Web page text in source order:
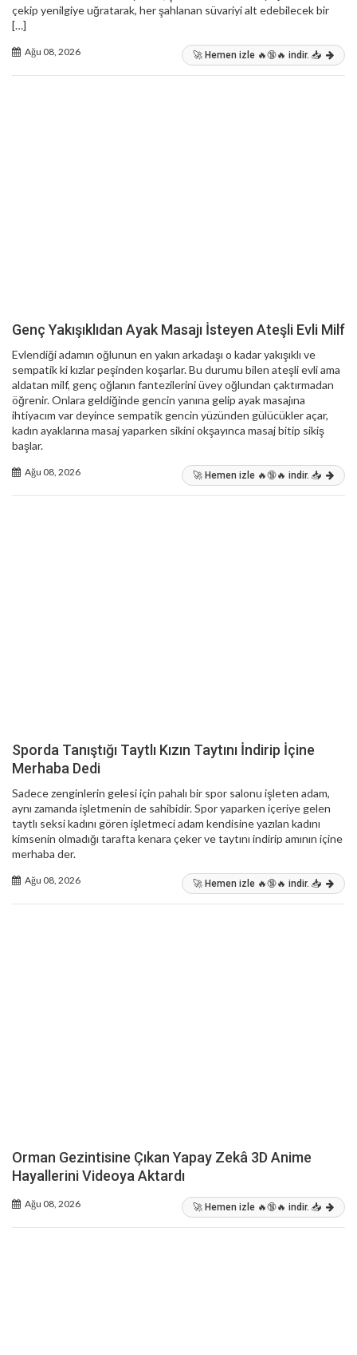
çekip yenilgiye uğratarak, her şahlanan süvariyi alt edebilecek bir
[…]
Ağu 08, 2026 🚀 Hemen izle 🔥🔞🔥 indir. 📥
Genç Yakışıklıdan Ayak Masajı İsteyen Ateşli Evli Milf
Evlendiği adamın oğlunun en yakın arkadaşı o kadar yakışıklı ve
sempatik ki kızlar peşinden koşarlar. Bu durumu bilen ateşli evli ama
aldatan milf, genç oğlanın fantezilerini üvey oğlundan çaktırmadan
öğrenir. Onlara geldiğinde gencin yanına gelip ayak masajına
ihtiyacım var deyince sempatik gencin yüzünden gülücükler açar,
kadın ayaklarına masaj yaparken sikini okşayınca masaj bitip sikiş
başlar.
Ağu 08, 2026 🚀 Hemen izle 🔥🔞🔥 indir. 📥
Sporda Tanıştığı Taytlı Kızın Taytını İndirip İçine
Merhaba Dedi
Sadece zenginlerin gelesi için pahalı bir spor salonu işleten adam,
aynı zamanda işletmenin de sahibidir. Spor yaparken içeriye gelen
taytlı seksi kadını gören işletmeci adam kendisine yazılan kadını
kimsenin olmadığı tarafta kenara çeker ve taytını indirip amının içine
merhaba der.
Ağu 08, 2026 🚀 Hemen izle 🔥🔞🔥 indir. 📥
Orman Gezintisine Çıkan Yapay Zekâ 3D Anime
Hayallerini Videoya Aktardı
Ağu 08, 2026 🚀 Hemen izle 🔥🔞🔥 indir. 📥